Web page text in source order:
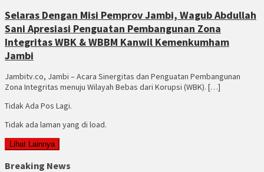
Selaras Dengan Misi Pemprov Jambi, Wagub Abdullah
Sani Apresiasi Penguatan Pembangunan Zona
Integritas WBK & WBBM Kanwil Kemenkumham
Jambi
Jambitv.co, Jambi – Acara Sinergitas dan Penguatan Pembangunan
Zona Integritas menuju Wilayah Bebas dari Korupsi (WBK). […]
Tidak Ada Pos Lagi.
Tidak ada laman yang di load.
Lihat Lainnya
Breaking News